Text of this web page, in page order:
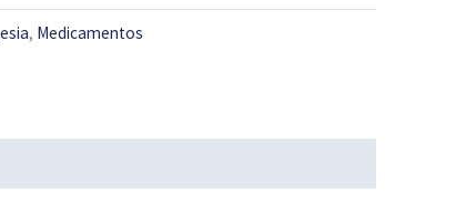
, Medicamentos